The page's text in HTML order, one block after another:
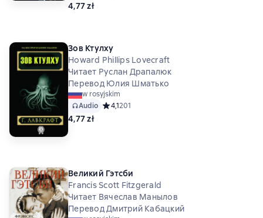
4,77 zł
Зов Ктулху
Howard Phillips Lovecraft
Читает Руслан Драпалюк
Перевод Юлия Шматько
w rosyjskim
Audio Средний рейтинг 4,1 на основе 201 оценок
4,1201
4,77 zł
Великий Гэтсби
Francis Scott Fitzgerald
Читает Вячеслав Манылов
Перевод Дмитрий Кабацкий